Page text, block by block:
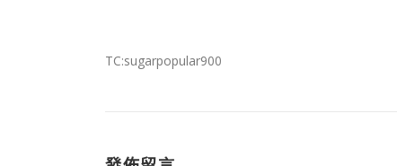
TC:sugarpopular900